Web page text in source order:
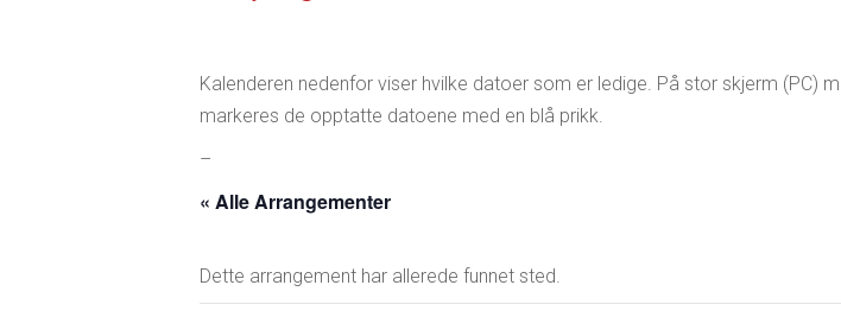
Kalenderen nedenfor viser hvilke datoer som er ledige. På stor skjerm
markeres de opptatte datoene med en blå prikk.
–
« Alle Arrangementer
Dette arrangement har allerede funnet sted.